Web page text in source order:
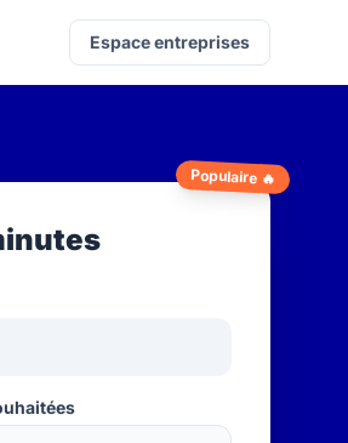
Espace entreprises
Populaire 🔥